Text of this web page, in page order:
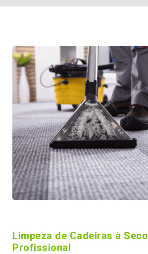
Limpeza de Cadeiras à Seco
Profissional